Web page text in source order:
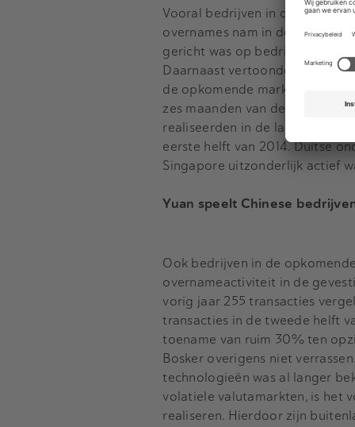
Vooral bedrijven in de
overnames nam in de tweede
gericht was op bedrijven in
Daarnaast vertoonden vooral
de opkomende markten. Het
zes maanden van de 2014 tot
realiseerden in de laatste zes
eerste helft van 2014. Duitse
Singapore uitzonderlijk actief
Yuan speelt Chinese
Ook bedrijven in de
overnameactiviteit in de
vorig jaar 255 transacties
transacties in de tweede helft
toename van ruim 30% ten
Bosker overigens niet
technologieën was al langer
volatiele valutamarkten, is het
realiseren. Hierdoor zijn